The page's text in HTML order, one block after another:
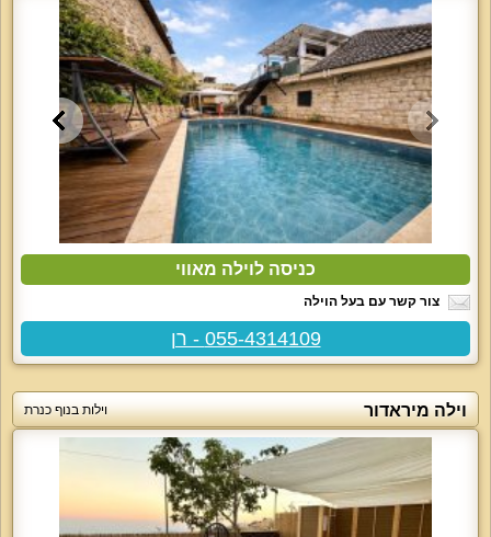
כניסה לוילה מאווי
צור קשר עם בעל הוילה
055-4314109 - רן
וילה מיראדור וילות בנוף כנרת